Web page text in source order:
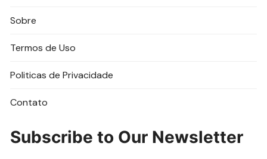
Sobre
Termos de Uso
Politicas de Privacidade
Contato
Subscribe to Our Newsletter